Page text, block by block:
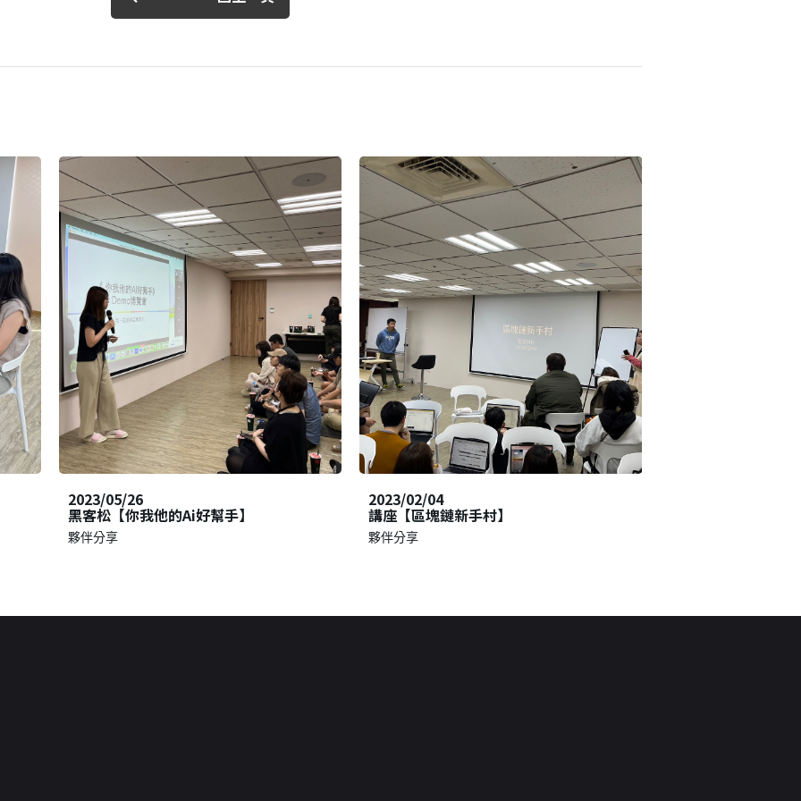
2023/05/26
黑客松【你我他的Ai好幫手】
夥伴分享
2023/02/04
講座【區塊鏈新手村】
夥伴分享